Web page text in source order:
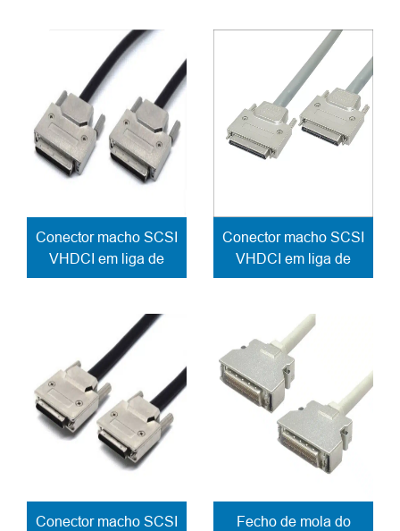
de saída lateral
Conector macho SCSI
VHDCI em liga de
zinco com 50 pinos
e bloqueio de
parafuso
Conector macho SCSI
VHDCI em liga de
zinco com 68 pinos
e fecho de parafuso
Conector macho SCSI
Fecho de mola do